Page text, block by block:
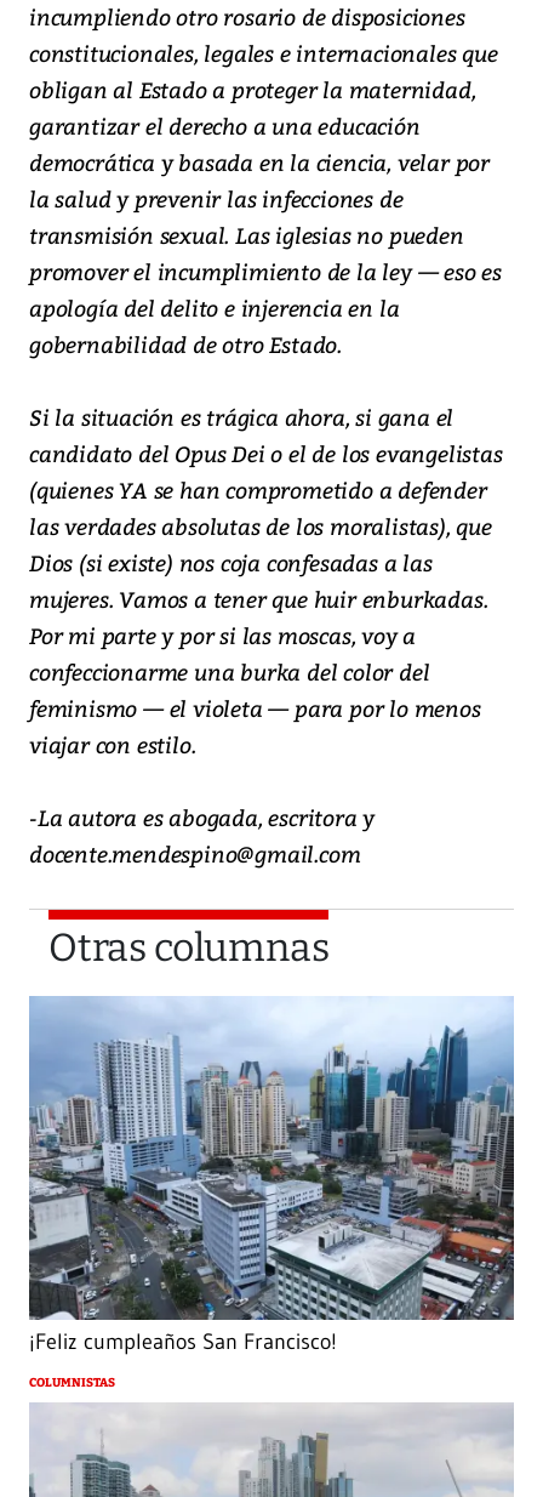
incumpliendo otro rosario de disposiciones
constitucionales, legales e internacionales que
obligan al Estado a proteger la maternidad,
garantizar el derecho a una educación
democrática y basada en la ciencia, velar por
la salud y prevenir las infecciones de
transmisión sexual. Las iglesias no pueden
promover el incumplimiento de la ley — eso es
apología del delito e injerencia en la
gobernabilidad de otro Estado.
Si la situación es trágica ahora, si gana el
candidato del Opus Dei o el de los evangelistas
(quienes YA se han comprometido a defender
las verdades absolutas de los moralistas), que
Dios (si existe) nos coja confesadas a las
mujeres. Vamos a tener que huir enburkadas.
Por mi parte y por si las moscas, voy a
confeccionarme una burka del color del
feminismo — el violeta — para por lo menos
viajar con estilo.
-La autora es abogada, escritora y
docente.mendespino@gmail.com
Otras columnas
¡Feliz cumpleaños San Francisco!
COLUMNISTAS